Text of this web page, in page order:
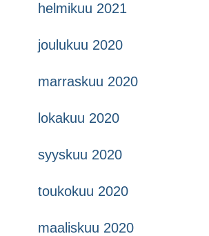
helmikuu 2021
joulukuu 2020
marraskuu 2020
lokakuu 2020
syyskuu 2020
toukokuu 2020
maaliskuu 2020